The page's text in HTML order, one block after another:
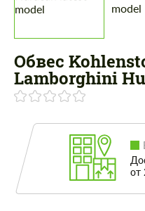
Обвес
Lamborghini
от